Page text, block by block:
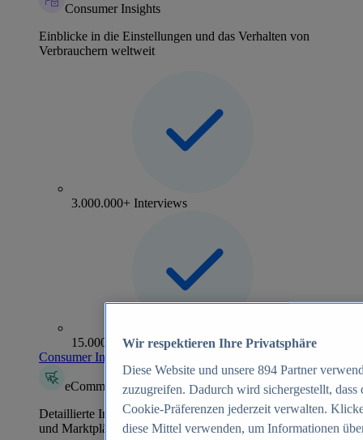
Consumer Insights
Einblicke in die Einstellungen und das Verhalten von
Verbrauchern weltweit
3.000.000+ Interviews
15.000+ Marken
Consumer Insights entdecken
eCommerce Insights
Detaillierte Informationen zu mehr als 39.000 Online-Shops
und Marktplätzen
Wir respektieren Ihre Privatsphäre
Diese Website und unsere 894 Partner
zuzugreifen. Dadurch wird sichergestellt,
Cookie-Präferenzen jederzeit verwalten.
diese Mittel verwenden, um Informationen